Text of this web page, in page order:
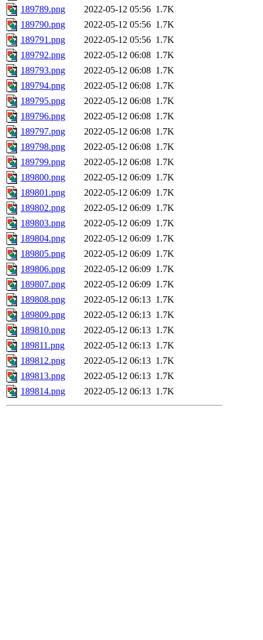
189789.png
2022-05-12 05:56 1.7K
189790.png
2022-05-12 05:56 1.7K
189791.png
2022-05-12 05:56 1.7K
189792.png
2022-05-12 06:08 1.7K
189793.png
2022-05-12 06:08 1.7K
189794.png
2022-05-12 06:08 1.7K
189795.png
2022-05-12 06:08 1.7K
189796.png
2022-05-12 06:08 1.7K
189797.png
2022-05-12 06:08 1.7K
189798.png
2022-05-12 06:08 1.7K
189799.png
2022-05-12 06:08 1.7K
189800.png
2022-05-12 06:09 1.7K
189801.png
2022-05-12 06:09 1.7K
189802.png
2022-05-12 06:09 1.7K
189803.png
2022-05-12 06:09 1.7K
189804.png
2022-05-12 06:09 1.7K
189805.png
2022-05-12 06:09 1.7K
189806.png
2022-05-12 06:09 1.7K
189807.png
2022-05-12 06:09 1.7K
189808.png
2022-05-12 06:13 1.7K
189809.png
2022-05-12 06:13 1.7K
189810.png
2022-05-12 06:13 1.7K
189811.png
2022-05-12 06:13 1.7K
189812.png
2022-05-12 06:13 1.7K
189813.png
2022-05-12 06:13 1.7K
189814.png
2022-05-12 06:13 1.7K